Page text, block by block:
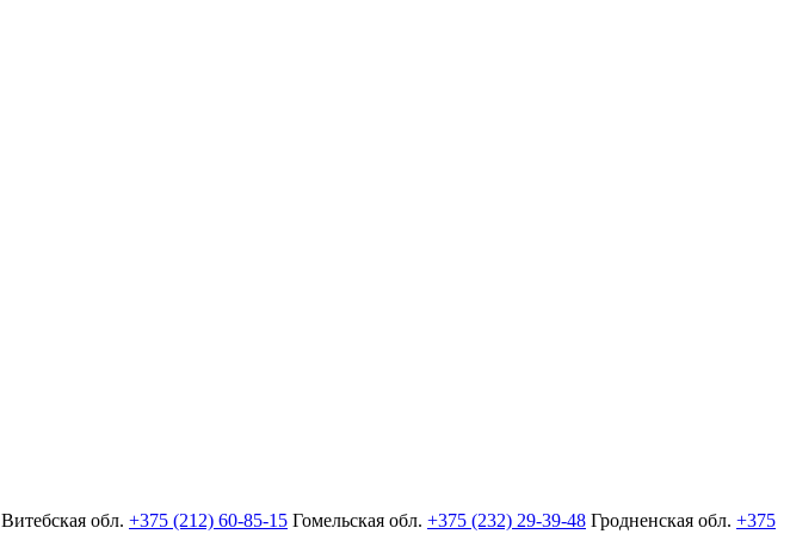
Витебская обл. +375 (212) 60-85-15 Гомельская обл. +375 (232) 29-39-48 Гродненская обл. +375